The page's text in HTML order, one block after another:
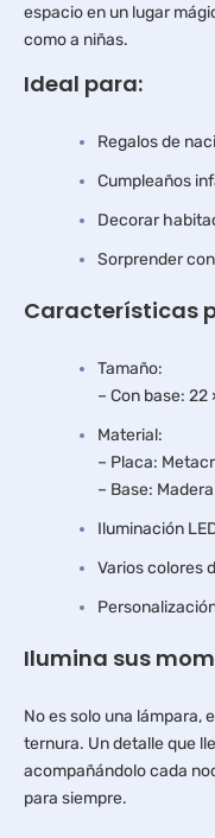
espacio en un lugar
como a niñas.
Ideal para:
Regalos de
Cumpleaños
Decorar
Sorprender
Características
Tamaño:
– Con base: 22
Material:
– Placa:
– Base:
Iluminación
Varios colores
Ilumina sus
No es solo una lámpara,
ternura. Un detalle que
acompañándolo cada
para siempre.